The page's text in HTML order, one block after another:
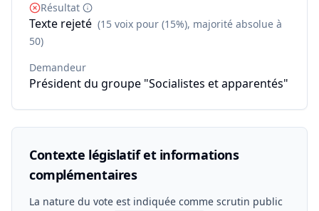
Résultat
Texte rejeté (15 voix pour (15%), majorité absolue à
50)
Demandeur
Président du groupe "Socialistes et apparentés"
Contexte législatif et informations
complémentaires
La nature du vote est indiquée comme scrutin public